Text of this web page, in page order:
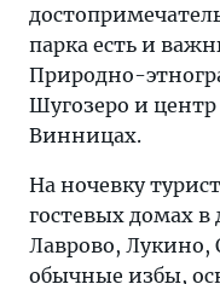
парка есть и
Природно-
Шугозеро и центр
Винницах.
На ночевку
гостевых домах
Лаврово, Лукино,
обычные избы,